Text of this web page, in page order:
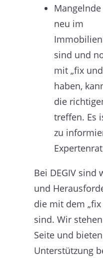
neu im
sind und
mit „fix
haben,
die
treffen. Es
zu
Bei DEGIV sind
und
die mit dem
sind. Wir
Seite und
Unterstützung